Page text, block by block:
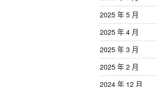
2025 年 5 月
2025 年 4 月
2025 年 3 月
2025 年 2 月
2024 年 12 月